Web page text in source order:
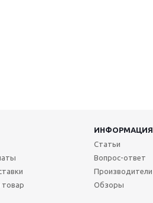
ИНФОРМАЦИЯ
товар
Статьи
Вопрос-ответ
Производители
Обзоры